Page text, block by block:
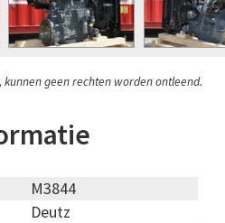
kunnen geen rechten worden ontleend.
M3844
Deutz